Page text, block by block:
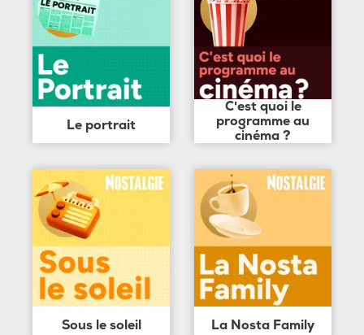
Le portrait
C'est quoi le
programme au
cinéma ?
Sous le soleil La Nosta Family